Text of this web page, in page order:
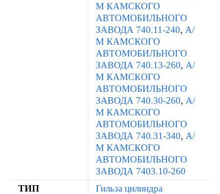
М КАМСКОГО
АВТОМОБИЛЬНОГО
ЗАВОДА 740.11-240, А/
М КАМСКОГО
АВТОМОБИЛЬНОГО
ЗАВОДА 740.13-260, А/
М КАМСКОГО
АВТОМОБИЛЬНОГО
ЗАВОДА 740.30-260, А/
М КАМСКОГО
АВТОМОБИЛЬНОГО
ЗАВОДА 740.31-340, А/
М КАМСКОГО
АВТОМОБИЛЬНОГО
ЗАВОДА 7403.10-260
ТИП
Гильза цилиндра